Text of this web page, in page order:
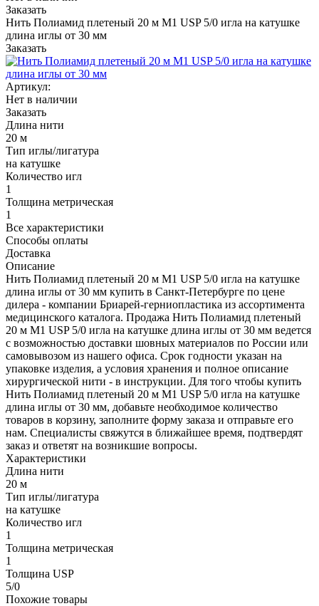
Заказать
Нить Полиамид плетеный 20 м М1 USP 5/0 игла на катушке
длина иглы от 30 мм
Заказать
Артикул:
Нет в наличии
Заказать
Длина нити
20 м
Тип иглы/лигатура
на катушке
Количество игл
1
Толщина метрическая
1
Все характеристики
Способы оплаты
Доставка
Описание
Нить Полиамид плетеный 20 м М1 USP 5/0 игла на катушке
длина иглы от 30 мм купить в Санкт-Петербурге по цене
дилера - компании Бриарей-герниопластика из ассортимента
медицинского каталога. Продажа Нить Полиамид плетеный
20 м М1 USP 5/0 игла на катушке длина иглы от 30 мм ведется
с возможностью доставки шовных материалов по России или
самовывозом из нашего офиса. Срок годности указан на
упаковке изделия, а условия хранения и полное описание
хирургической нити - в инструкции. Для того чтобы купить
Нить Полиамид плетеный 20 м М1 USP 5/0 игла на катушке
длина иглы от 30 мм, добавьте необходимое количество
товаров в корзину, заполните форму заказа и отправьте его
нам. Специалисты свяжутся в ближайшее время, подтвердят
заказ и ответят на возникшие вопросы.
Характеристики
Длина нити
20 м
Тип иглы/лигатура
на катушке
Количество игл
1
Толщина метрическая
1
Толщина USP
5/0
Похожие товары